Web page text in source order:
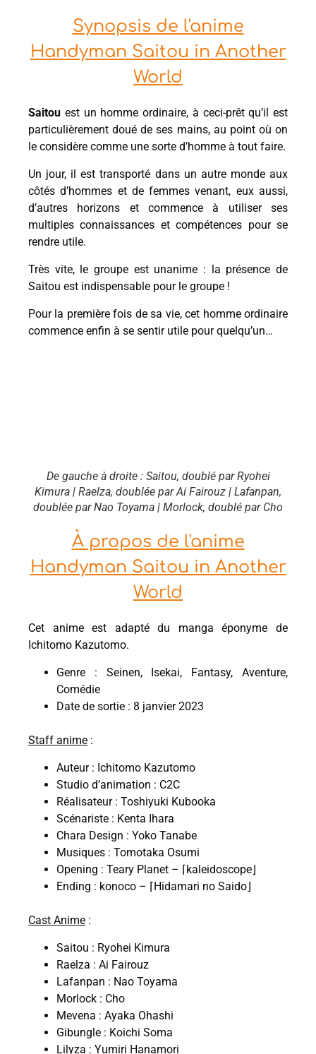
Synopsis de l'anime
Handyman Saitou in Another
World
Saitou est un homme ordinaire, à ceci-prêt qu’il est
particulièrement doué de ses mains, au point où on
le considère comme une sorte d’homme à tout faire.
Un jour, il est transporté dans un autre monde aux
côtés d’hommes et de femmes venant, eux aussi,
d’autres horizons et commence à utiliser ses
multiples connaissances et compétences pour se
rendre utile.
Très vite, le groupe est unanime : la présence de
Saitou est indispensable pour le groupe !
Pour la première fois de sa vie, cet homme ordinaire
commence enfin à se sentir utile pour quelqu’un…
De gauche à droite : Saitou, doublé par Ryohei
Kimura | Raelza, doublée par Ai Fairouz | Lafanpan,
doublée par Nao Toyama | Morlock, doublé par Cho
À propos de l'anime
Handyman Saitou in Another
World
Cet anime est adapté du manga éponyme de
Ichitomo Kazutomo.
Genre : Seinen, Isekai, Fantasy, Aventure,
Comédie
Date de sortie : 8 janvier 2023
Staff anime :
Auteur : Ichitomo Kazutomo
Studio d’animation : C2C
Réalisateur : Toshiyuki Kubooka
Scénariste : Kenta Ihara
Chara Design : Yoko Tanabe
Musiques : Tomotaka Osumi
Opening : Teary Planet – ⌈kaleidoscope⌋
Ending : konoco – ⌈Hidamari no Saido⌋
Cast Anime :
Saitou : Ryohei Kimura
Raelza : Ai Fairouz
Lafanpan : Nao Toyama
Morlock : Cho
Mevena : Ayaka Ohashi
Gibungle : Koichi Soma
Lilyza : Yumiri Hanamori